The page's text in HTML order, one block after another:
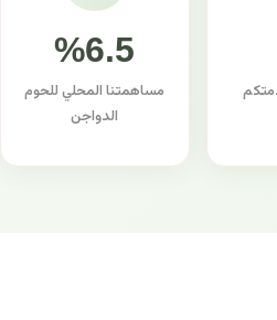
%6.5
مساهمتنا المحلي للحوم
الدواجن